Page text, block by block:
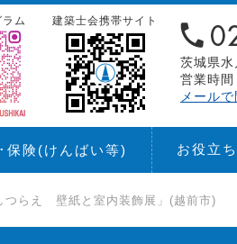
茨城県
営業時
メール
建築士会携帯サイト
ム
保険(けんばい等) お役立
つらえ 壁紙と室内装飾展」(越前市)